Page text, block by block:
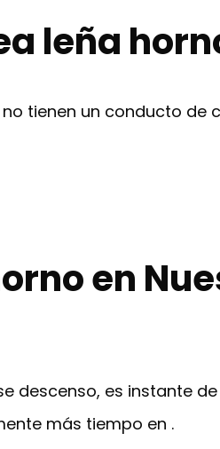
leña
tienen un conducto de
en
descenso, es instante
más tiempo en .